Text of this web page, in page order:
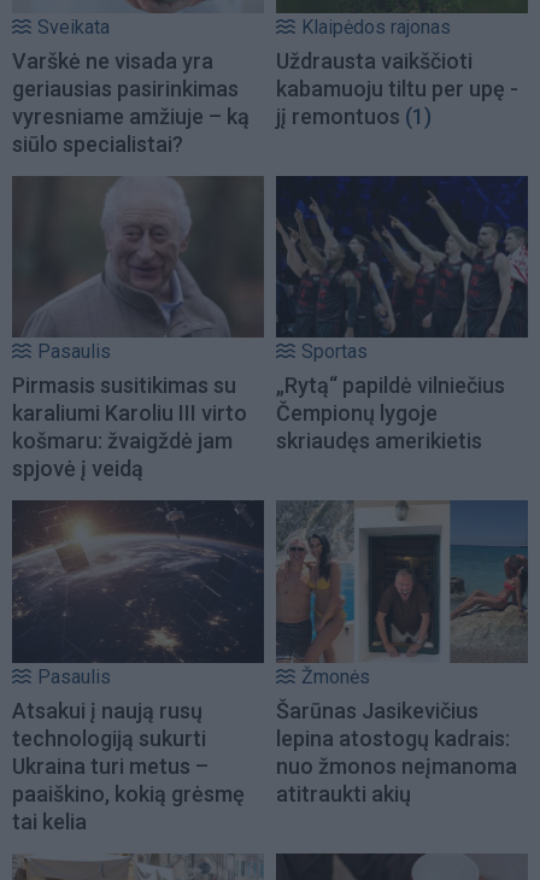
Sveikata
Varškė ne visada yra
geriausias pasirinkimas
vyresniame amžiuje – ką
siūlo specialistai?
Klaipėdos rajonas
Uždrausta vaikščioti
kabamuoju tiltu per upę -
jį remontuos (1)
Pasaulis
Pirmasis susitikimas su
karaliumi Karoliu III virto
košmaru: žvaigždė jam
spjovė į veidą
Sportas
„Rytą“ papildė vilniečius
Čempionų lygoje
skriaudęs amerikietis
Pasaulis
Atsakui į naują rusų
technologiją sukurti
Ukraina turi metus –
paaiškino, kokią grėsmę
tai kelia
Žmonės
Šarūnas Jasikevičius
lepina atostogų kadrais:
nuo žmonos neįmanoma
atitraukti akių